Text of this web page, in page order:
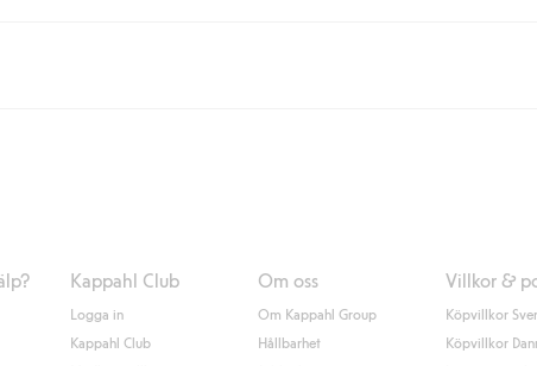
med leverans till ombud eller paketbox (gäller ej hemleverans).
Kappahl Club
Logga in
Kappahl Club
Om oss
Om Kappahl Group
Hållbarhet
Villkor &
Köpvillkor
Köpvillkor